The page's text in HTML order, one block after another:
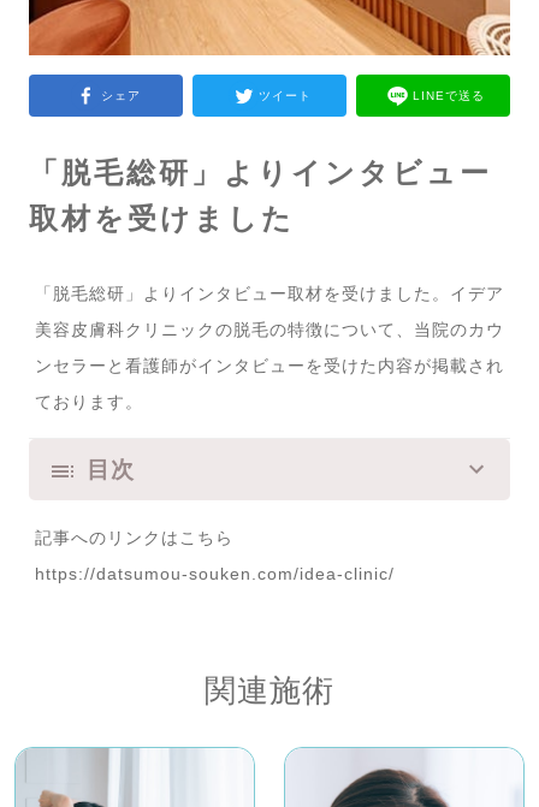
シェア ツイート LINEで送る
「脱毛総研」よりインタビュー
取材を受けました
「脱毛総研」よりインタビュー取材を受けました。イデア
美容皮膚科クリニックの脱毛の特徴について、当院のカウ
ンセラーと看護師がインタビューを受けた内容が掲載され
ております。
目次
記事へのリンクはこちら
https://datsumou-souken.com/idea-clinic/
関連施術